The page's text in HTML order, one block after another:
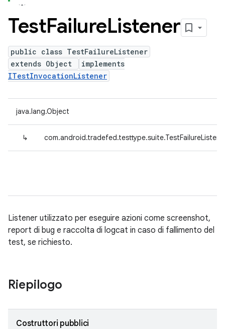
TestFailureListener
public class TestFailureListener
extends Object
implements
ITestInvocationListener
java.lang.Object
↳
Listener utilizzato per eseguire azioni come screenshot,
report di bug e raccolta di logcat in caso di fallimento del
test, se richiesto.
Riepilogo
Costruttori pubblici